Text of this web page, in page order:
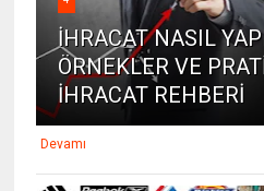
İHRACAT NASIL
ÖRNEKLER VE
İHRACAT REHBERİ
Devamı